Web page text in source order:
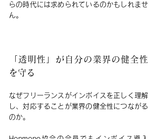
らの時代には求められているのかもしれませ
ん。
「透明性」が自分の業界の健全性
を守る
なぜフリーランスがインボイスを正しく理解
し、対応することが業界の健全性につながる
のか。